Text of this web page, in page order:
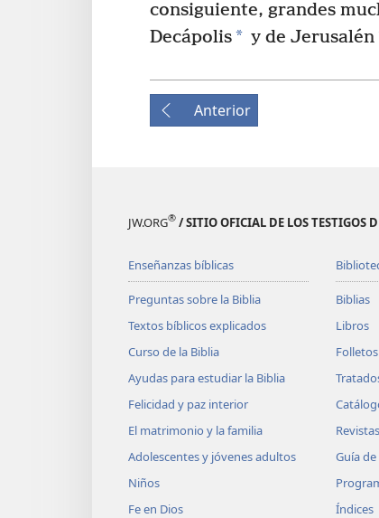
consiguiente, grandes
Decápolis* y de Jerusalén
Anterior
JW.ORG® / SITIO OFICIAL DE LOS TESTIGOS
Enseñanzas bíblicas
Preguntas sobre la Biblia
Textos bíblicos explicados
Curso de la Biblia
Ayudas para estudiar la Biblia
Felicidad y paz interior
El matrimonio y la familia
Adolescentes y jóvenes adultos
Niños
Fe en Dios
Biblias
Libros
Folletos
Revistas
Guía
Índices